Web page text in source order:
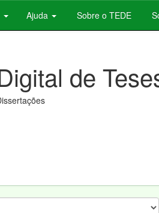
Ajuda Sobre o TEDE
de